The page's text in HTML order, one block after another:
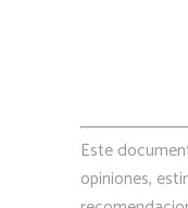
Este
opiniones,